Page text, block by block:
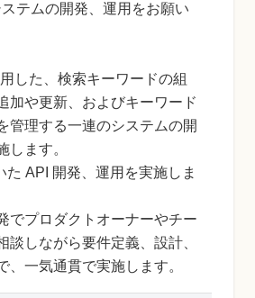
テムの開発、運用をお願い
した、検索キーワードの組
加や更新、およびキーワード
管理する一連のシステムの開
します。
た API 開発、運用を実施しま
でプロダクトオーナーやチー
談しながら要件定義、設計、
、一気通貫で実施します。